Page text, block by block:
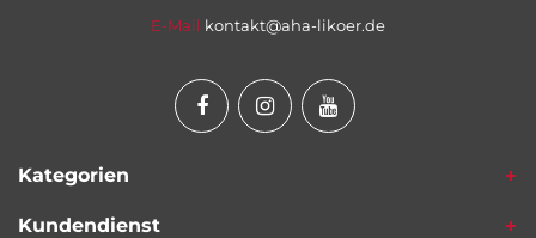
E-Mail kontakt@aha-likoer.de
Kategorien
Kundendienst